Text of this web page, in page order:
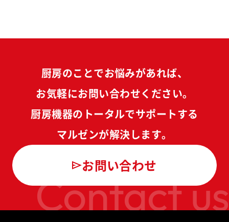
Contact us
厨房のことでお悩みがあれば、
お気軽にお問い合わせください。
厨房機器のトータルでサポートする
マルゼンが解決します。
お問い合わせ